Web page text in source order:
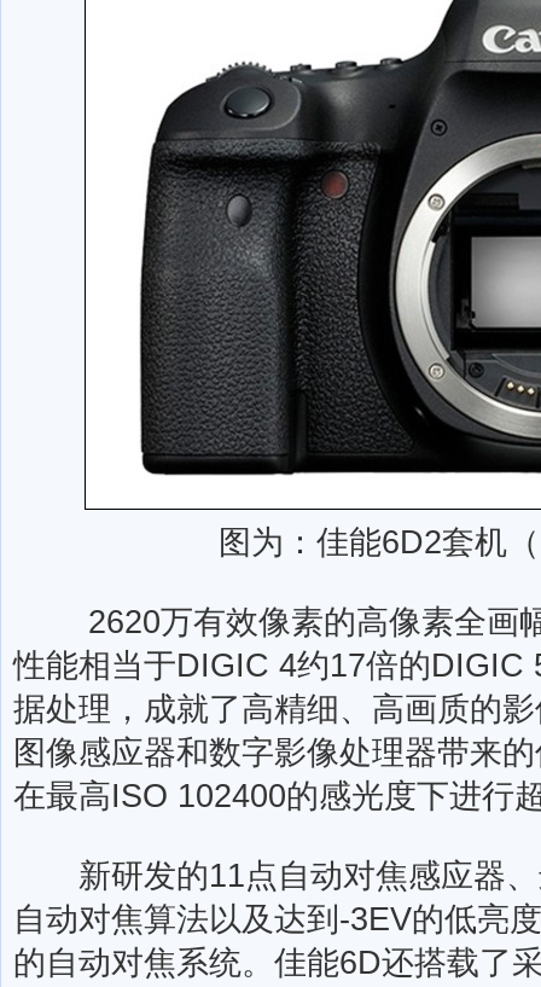
图为：佳能6D2套机
2620万有效像素的高像素全画
性能相当于DIGIC 4约17倍的DIGIC
据处理，成就了高精细、高画质的
图像感应器和数字影像处理器带来
在最高ISO 102400的感光度下进行
新研发的11点自动对焦感应器、
自动对焦算法以及达到-3EV的低亮
的自动对焦系统。佳能6D还搭载了